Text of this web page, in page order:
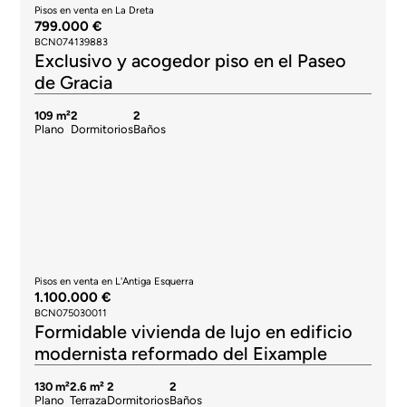
Pisos en venta en La Dreta
799.000 €
BCN074139883
Exclusivo y acogedor piso en el Paseo
de Gracia
109 m²
Plano
2
Dormitorios
2
Baños
Pisos en venta en L'Antiga Esquerra
1.100.000 €
BCN075030011
Formidable vivienda de lujo en edificio
modernista reformado del Eixample
130 m²
Plano
2.6 m²
Terraza
2
Dormitorios
2
Baños